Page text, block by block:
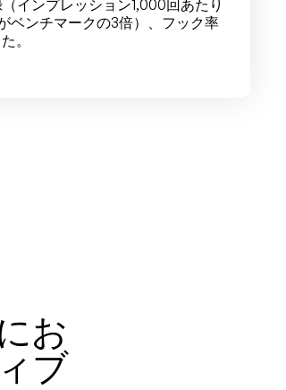
インプレッション1,000回あたり
ベンチマークの3倍）、フック率
。
お
ブ